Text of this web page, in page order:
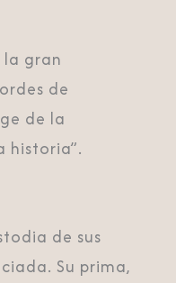
gran
de
de la
historia”.
de sus
Su prima,